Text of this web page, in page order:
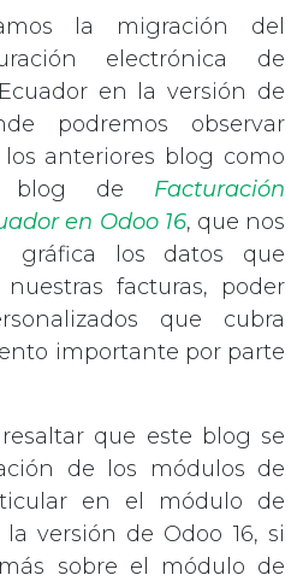
la migración del
electrónica de
en la versión de
podremos observar
anteriores blog como
blog de Facturación
en Odoo 16, que nos
gráfica los datos que
facturas, poder
que cubra
importante por parte
que este blog se
de los módulos de
en el módulo de
versión de Odoo 16, si
sobre el módulo de